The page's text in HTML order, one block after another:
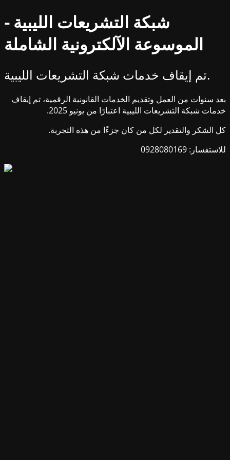
شبكة التشريعات الليبية -
الموسوعة الآلكترونية الشاملة
تم إيقاف خدمات شبكة التشريعات الليبية.
بعد سنوات من العمل وتقديم الخدمات القانونية الرقمية، تم إيقاف
خدمات شبكة التشريعات الليبية اعتبارًا من يونيو 2025.
كل الشكر والتقدير لكل من كان جزءًا من هذه التجربة.
للاستفسار: 0928080169